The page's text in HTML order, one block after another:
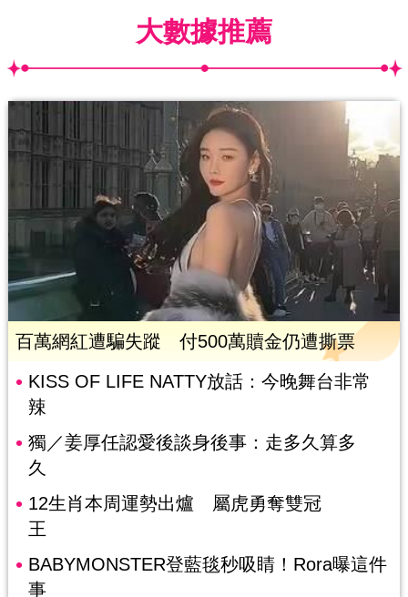
大數據推薦
百萬網紅遭騙失蹤 付500萬贖金仍遭撕票
KISS OF LIFE NATTY放話：今晚舞台非常
辣
獨／姜厚任認愛後談身後事：走多久算多
久
12生肖本周運勢出爐 屬虎勇奪雙冠
王
BABYMONSTER登藍毯秒吸睛！Rora曝這件
事